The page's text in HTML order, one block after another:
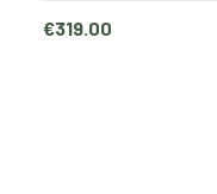
€319.00